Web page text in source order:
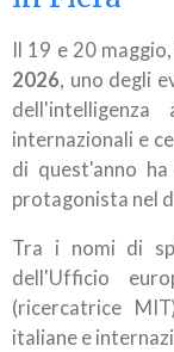
Il 19 e 20
2026, uno degli
internazionali e
di quest'anno
protagonista nel
Tra i nomi di
dell'Ufficio
(ricercatrice
italiane e